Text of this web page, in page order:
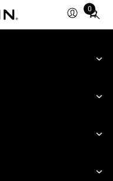
0
Total
items
cart: